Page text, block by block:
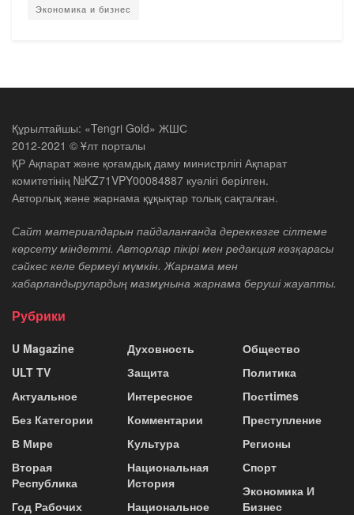
Экономика и бизнес
Құрылтайшы: «Tengri Gold» ЖШС
2012-2021 © Ұлт порталы
ҚР Ақпарат және қоғамдық даму министрлігі Ақпарат
комитетінің №KZ71VPY00084887 куәлігі берілген.
Авторлық және жарнама құқықтар толық сақталған.
Сайт материалдарын пайдаланғанда дереккөзге сілтеме
көрсету міндетті. Авторлар пікірі мен редакция көзқарасы
сәйкес келе бермеуі мүмкін. Жарнама мен
хабарландырулардың мазмұнына жарнама беруші жауапты.
Рубрики
U Magazine
ULT TV
Актуальное
Без Категории
В Мире
Вторая
Республика
Год Рабочих
Духовность
Защита
Интересное
Комментарии
Культура
Национальная
История
Национальное
Общество
Политика
Постtimes
Преступление
Регионы
Спорт
Экономика И
Бизнес